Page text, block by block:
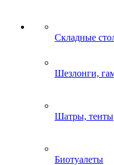
Складные
Шезлонги,
Шатры, тенты
Биотуалеты